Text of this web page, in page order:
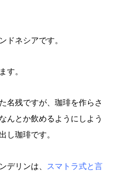
ドネシアです。
す。
名残ですが、珈琲を作らさ
んとか飲めるようにしよう
し珈琲です。
デリンは、
スマトラ式と言